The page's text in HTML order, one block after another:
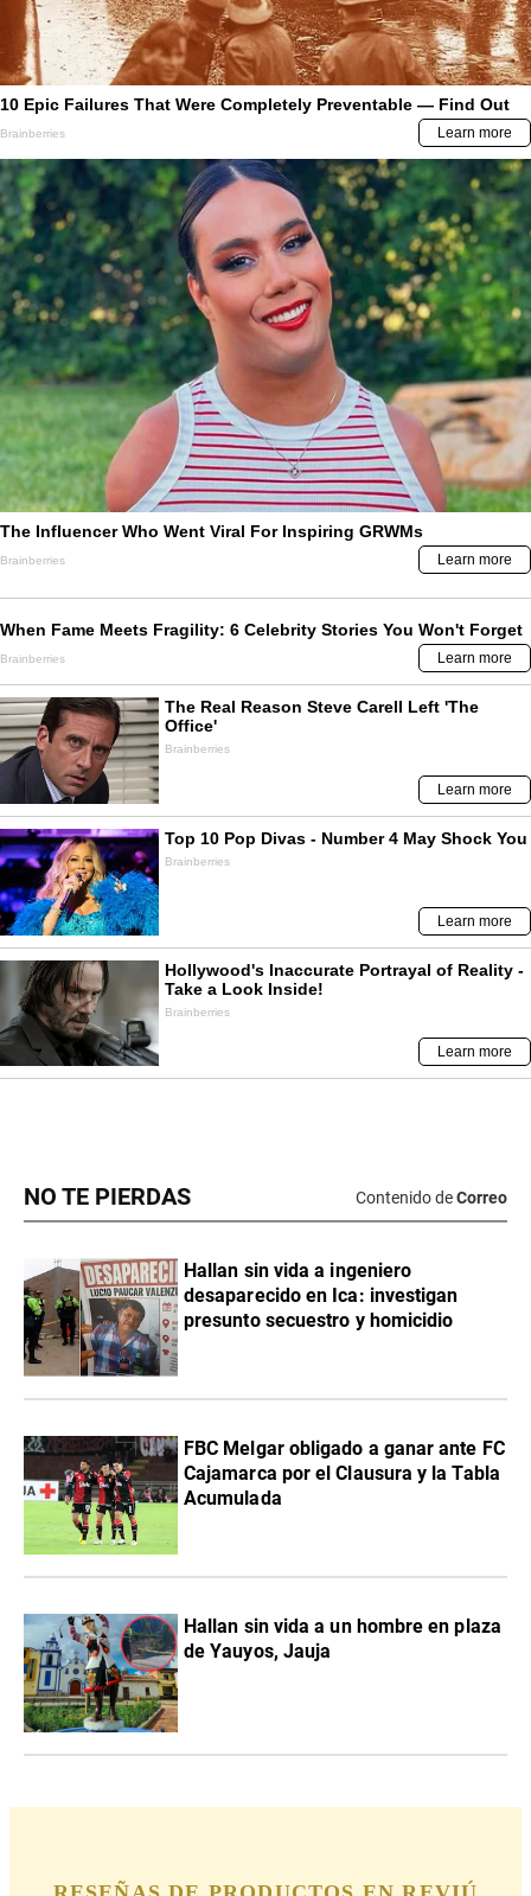
NO TE PIERDAS Contenido deCorreo
Hallan sin vida a ingeniero
desaparecido en Ica: investigan
presunto secuestro y homicidio
FBC Melgar obligado a ganar ante FC
Cajamarca por el Clausura y la Tabla
Acumulada
Hallan sin vida a un hombre en plaza
de Yauyos, Jauja